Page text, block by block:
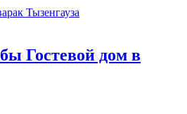
Тызенгауза
Гостевой дом в